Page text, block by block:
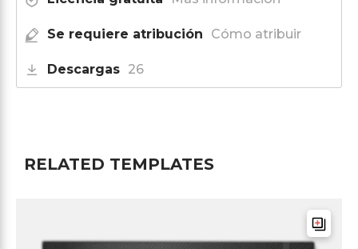
Se requiere atribución Cómo atribuir
Descargas 26
RELATED TEMPLATES